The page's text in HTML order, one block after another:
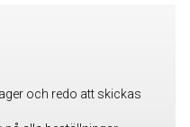
och redo att skickas